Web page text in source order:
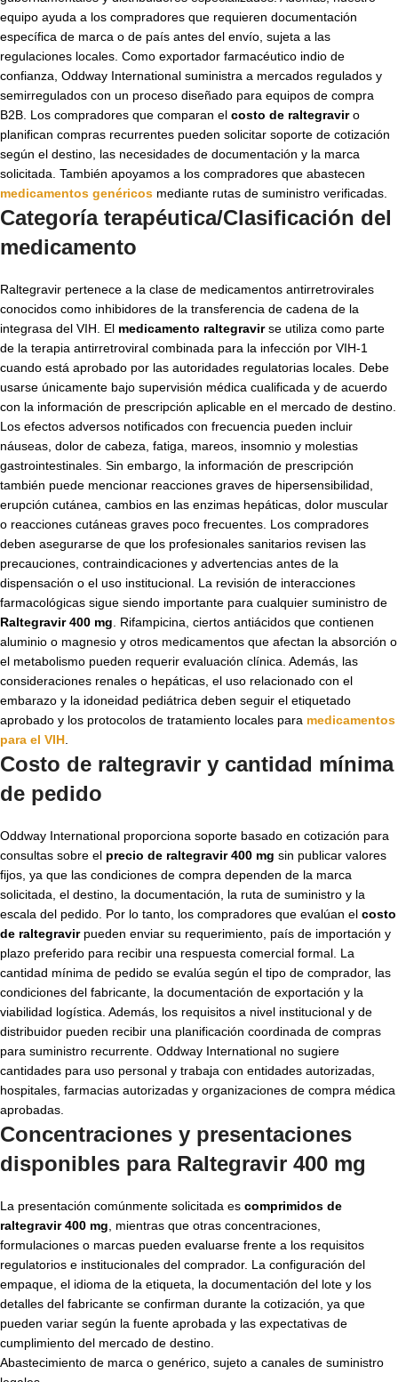
equipo ayuda a los compradores que requieren documentación
específica de marca o de país antes del envío, sujeta a las
regulaciones locales. Como exportador farmacéutico indio de
confianza, Oddway International suministra a mercados regulados y
semirregulados con un proceso diseñado para equipos de compra
B2B. Los compradores que comparan el costo de raltegraviro
planifican compras recurrentes pueden solicitar soporte de cotización
según el destino, las necesidades de documentación y la marca
solicitada. También apoyamos a los compradores que abastecen
medicamentos genéricos mediante rutas de suministro verificadas.
Categoría terapéutica/Clasificación del
medicamento
Raltegravir pertenece a la clase de medicamentos antirretrovirales
conocidos como inhibidores de la transferencia de cadena de la
integrasa del VIH. El medicamento raltegravirse utiliza como parte
de la terapia antirretroviral combinada para la infección por VIH-1
cuando está aprobado por las autoridades regulatorias locales. Debe
usarse únicamente bajo supervisión médica cualificada y de acuerdo
con la información de prescripción aplicable en el mercado de destino.
Los efectos adversos notificados con frecuencia pueden incluir
náuseas, dolor de cabeza, fatiga, mareos, insomnio y molestias
gastrointestinales. Sin embargo, la información de prescripción
también puede mencionar reacciones graves de hipersensibilidad,
erupción cutánea, cambios en las enzimas hepáticas, dolor muscular
o reacciones cutáneas graves poco frecuentes. Los compradores
deben asegurarse de que los profesionales sanitarios revisen las
precauciones, contraindicaciones y advertencias antes de la
dispensación o el uso institucional. La revisión de interacciones
farmacológicas sigue siendo importante para cualquier suministro de
Raltegravir 400 mg . Rifampicina, ciertos antiácidos que contienen
aluminio o magnesio y otros medicamentos que afectan la absorción o
el metabolismo pueden requerir evaluación clínica. Además, las
consideraciones renales o hepáticas, el uso relacionado con el
embarazo y la idoneidad pediátrica deben seguir el etiquetado
aprobado y los protocolos de tratamiento locales para medicamentos
para el VIH
Costo de raltegravir y cantidad mínima
de pedido
Oddway International proporciona soporte basado en cotización para
consultas sobre el precio de raltegravir 400 mg sin publicar valores
fijos, ya que las condiciones de compra dependen de la marca
solicitada, el destino, la documentación, la ruta de suministro y la
escala del pedido. Por lo tanto, los compradores que evalúan el costo
de raltegravirpueden enviar su requerimiento, país de importación y
plazo preferido para recibir una respuesta comercial formal. La
cantidad mínima de pedido se evalúa según el tipo de comprador, las
condiciones del fabricante, la documentación de exportación y la
viabilidad logística. Además, los requisitos a nivel institucional y de
distribuidor pueden recibir una planificación coordinada de compras
para suministro recurrente. Oddway International no sugiere
cantidades para uso personal y trabaja con entidades autorizadas,
hospitales, farmacias autorizadas y organizaciones de compra médica
aprobadas.
Concentraciones y presentaciones
disponibles para Raltegravir 400 mg
La presentación comúnmente solicitada es comprimidos de
raltegravir 400 mg , mientras que otras concentraciones,
formulaciones o marcas pueden evaluarse frente a los requisitos
regulatorios e institucionales del comprador. La configuración del
empaque, el idioma de la etiqueta, la documentación del lote y los
detalles del fabricante se confirman durante la cotización, ya que
pueden variar según la fuente aprobada y las expectativas de
cumplimiento del mercado de destino.
Abastecimiento de marca o genérico, sujeto a canales de suministro